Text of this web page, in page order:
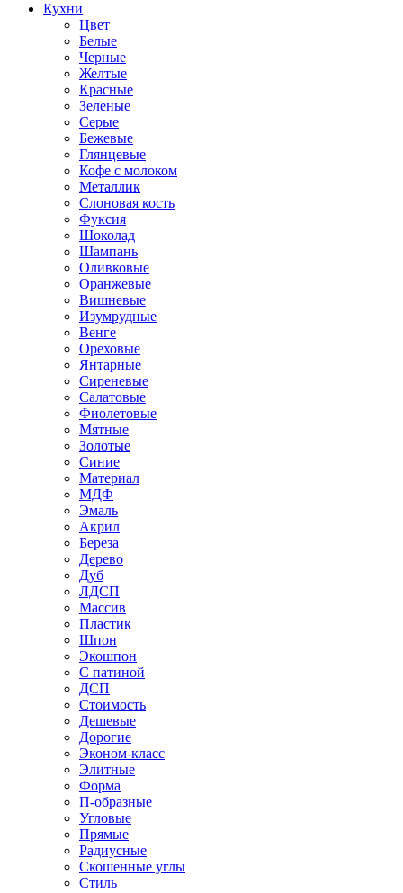
Кухни
Цвет
Белые
Черные
Желтые
Красные
Зеленые
Серые
Бежевые
Глянцевые
Кофе с молоком
Металлик
Слоновая кость
Фуксия
Шоколад
Шампань
Оливковые
Оранжевые
Вишневые
Изумрудные
Венге
Ореховые
Янтарные
Сиреневые
Салатовые
Фиолетовые
Мятные
Золотые
Синие
Материал
МДФ
Эмаль
Акрил
Береза
Дерево
Дуб
ЛДСП
Массив
Пластик
Шпон
Экошпон
С патиной
ДСП
Стоимость
Дешевые
Дорогие
Эконом-класс
Элитные
Форма
П-образные
Угловые
Прямые
Радиусные
Скошенные углы
Стиль